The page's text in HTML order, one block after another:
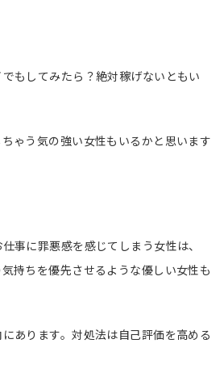
もしてみたら？絶対稼げないともい
ゃう気の強い女性もいるかと思います
事に罪悪感を感じてしまう女性は、
持ちを優先させるような優しい女性も
あります。対処法は自己評価を高める